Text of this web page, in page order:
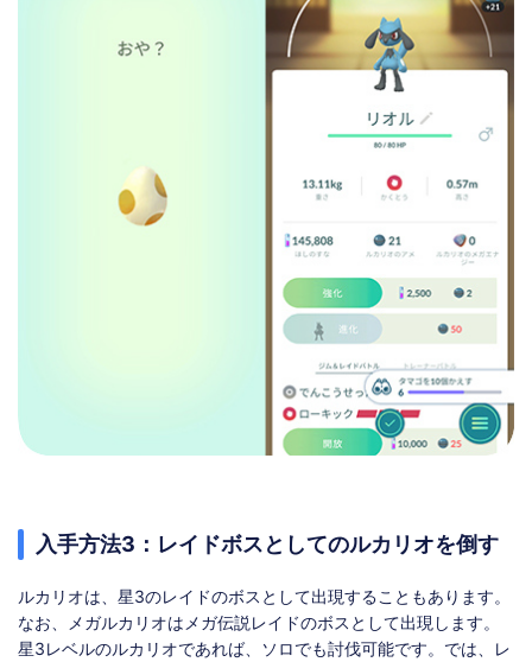
入手方法3：レイドボスとしてのルカリオを倒す
ルカリオは、星3のレイドのボスとして出現することもあります。
なお、メガルカリオはメガ伝説レイドのボスとして出現します。
星3レベルのルカリオであれば、ソロでも討伐可能です。では、レ